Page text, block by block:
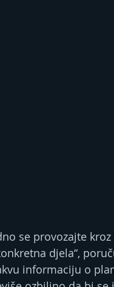
se provozajte
djela“,
informaciju o